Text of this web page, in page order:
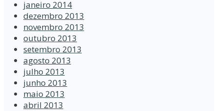
janeiro 2014
dezembro 2013
novembro 2013
outubro 2013
setembro 2013
agosto 2013
julho 2013
junho 2013
maio 2013
abril 2013